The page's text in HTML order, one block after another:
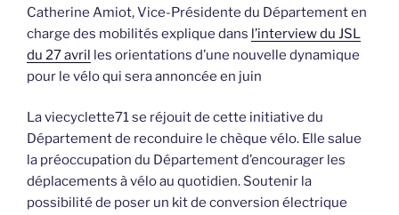
Catherine Amiot, Vice-Présidente du Département en
charge des mobilités explique dans l’interview du JSL
du 27 avril les orientations d’une nouvelle dynamique
pour le vélo qui sera annoncée en juin
La viecyclette71 se réjouit de cette initiative du
Département de reconduire le chèque vélo. Elle salue
la préoccupation du Département d’encourager les
déplacements à vélo au quotidien. Soutenir la
possibilité de poser un kit de conversion électrique